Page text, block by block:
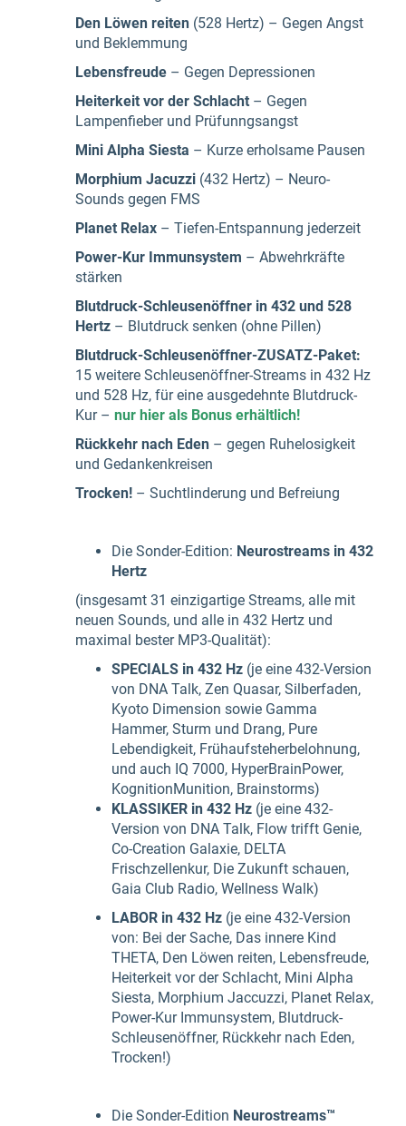
Den Löwen reiten (528 Hertz) – Gegen Angst
und Beklemmung
Lebensfreude – Gegen Depressionen
Heiterkeit vor der Schlacht – Gegen
Lampenfieber und Prüfunngsangst
Mini Alpha Siesta – Kurze erholsame Pausen
Morphium Jacuzzi (432 Hertz) – Neuro-
Sounds gegen FMS
Planet Relax – Tiefen-Entspannung jederzeit
Power-Kur Immunsystem – Abwehrkräfte
stärken
Blutdruck-Schleusenöffner in 432 und 528
Hertz – Blutdruck senken (ohne Pillen)
Blutdruck-Schleusenöffner-ZUSATZ-Paket:
15 weitere Schleusenöffner-Streams in 432 Hz
und 528 Hz, für eine ausgedehnte Blutdruck-
Kur – nur hier als Bonus erhältlich!
Rückkehr nach Eden – gegen Ruhelosigkeit
und Gedankenkreisen
Trocken! – Suchtlinderung und Befreiung
Die Sonder-Edition: Neurostreams in 432
Hertz
(insgesamt 31 einzigartige Streams, alle mit
neuen Sounds, und alle in 432 Hertz und
maximal bester MP3-Qualität):
SPECIALS in 432 Hz (je eine 432-Version
von DNA Talk, Zen Quasar, Silberfaden,
Kyoto Dimension sowie Gamma
Hammer, Sturm und Drang, Pure
Lebendigkeit, Frühaufsteherbelohnung,
und auch IQ 7000, HyperBrainPower,
KognitionMunition, Brainstorms)
KLASSIKER in 432 Hz (je eine 432-
Version von DNA Talk, Flow trifft Genie,
Co-Creation Galaxie, DELTA
Frischzellenkur, Die Zukunft schauen,
Gaia Club Radio, Wellness Walk)
LABOR in 432 Hz (je eine 432-Version
von: Bei der Sache, Das innere Kind
THETA, Den Löwen reiten, Lebensfreude,
Heiterkeit vor der Schlacht, Mini Alpha
Siesta, Morphium Jaccuzzi, Planet Relax,
Power-Kur Immunsystem, Blutdruck-
Schleusenöffner, Rückkehr nach Eden,
Trocken!)
Die Sonder-Edition Neurostreams™